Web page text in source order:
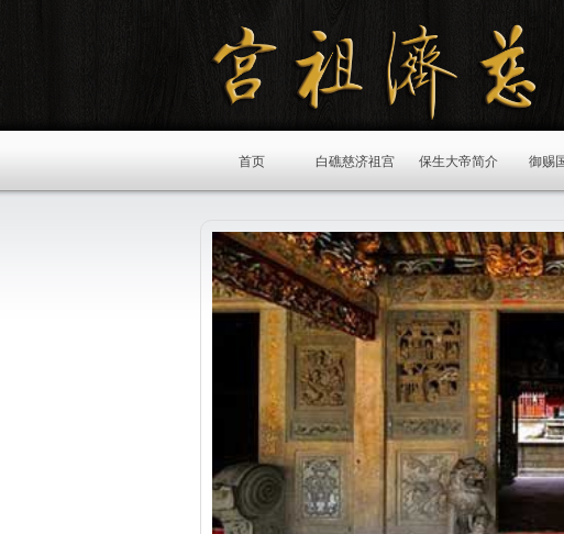
首页 白礁慈济祖宫 保生大帝简介 御赐